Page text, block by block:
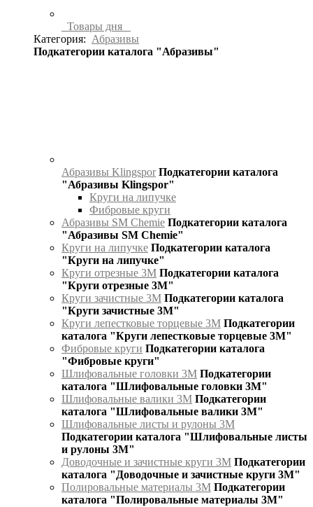
Товары дня
Категория: Абразивы
Подкатегории каталога "Абразивы"
Абразивы Klingspor Подкатегории каталога
"Абразивы Klingspor"
Круги на липучке
Фибровые круги
Абразивы SM Chemie Подкатегории каталога
"Абразивы SM Chemie"
Круги на липучке Подкатегории каталога
"Круги на липучке"
Круги отрезные 3М Подкатегории каталога
"Круги отрезные 3М"
Круги зачистные 3М Подкатегории каталога
"Круги зачистные 3М"
Круги лепестковые торцевые 3М Подкатегории
каталога "Круги лепестковые торцевые 3М"
Фибровые круги Подкатегории каталога
"Фибровые круги"
Шлифовальные головки 3М Подкатегории
каталога "Шлифовальные головки 3М"
Шлифовальные валики 3М Подкатегории
каталога "Шлифовальные валики 3М"
Шлифовальные листы и рулоны 3М
Подкатегории каталога "Шлифовальные листы
и рулоны 3М"
Доводочные и зачистные круги 3М Подкатегории
каталога "Доводочные и зачистные круги 3М"
Полировальные материалы 3М Подкатегории
каталога "Полировальные материалы 3М"